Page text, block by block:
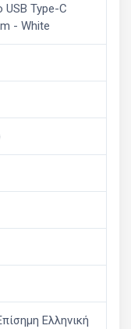
USB Type-C
- White
Ελληνική